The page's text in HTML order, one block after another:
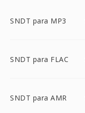
SNDT para MP3
SNDT para FLAC
SNDT para AMR